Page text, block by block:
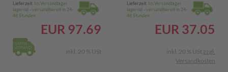
Lieferzeit: Im Versandlager
lagernd - versandbereit in 24-
48 Stunden
EUR 97.69
inkl. 20 % USt
Lieferzeit: Im Versandlager
lagernd - versandbereit in 24-
48 Stunden
EUR 37.05
inkl. 20 % USt zzgl.
Versandkosten